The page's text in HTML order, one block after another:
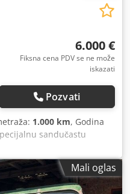
6.000 €
Fiksna cena PDV se ne može
iskazati
Pozvati
1.000 km, Godina
sandučastu
je prisutna. Staklena
izvuče. Duga antena
(semafor) je prisutno
u Nemačkoj.
Mali oglas